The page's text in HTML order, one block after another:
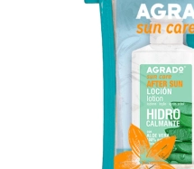
Al crear una cuenta
rápidamente, revisar
anteriores.
ESPAÑOL ENGLISH
colori